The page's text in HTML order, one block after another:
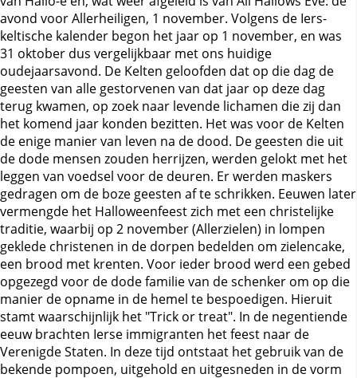
avond voor Allerheiligen, 1 november. Volgens de Iers-
keltische kalender begon het jaar op 1 november, en was
31 oktober dus vergelijkbaar met ons huidige
oudejaarsavond. De Kelten geloofden dat op die dag de
geesten van alle gestorvenen van dat jaar op deze dag
terug kwamen, op zoek naar levende lichamen die zij dan
het komend jaar konden bezitten. Het was voor de Kelten
de enige manier van leven na de dood. De geesten die uit
de dode mensen zouden herrijzen, werden gelokt met het
leggen van voedsel voor de deuren. Er werden maskers
gedragen om de boze geesten af te schrikken. Eeuwen later
vermengde het Halloweenfeest zich met een christelijke
traditie, waarbij op 2 november (Allerzielen) in lompen
geklede christenen in de dorpen bedelden om zielencake,
een brood met krenten. Voor ieder brood werd een gebed
opgezegd voor de dode familie van de schenker om op die
manier de opname in de hemel te bespoedigen. Hieruit
stamt waarschijnlijk het "Trick or treat". In de negentiende
eeuw brachten Ierse immigranten het feest naar de
Verenigde Staten. In deze tijd ontstaat het gebruik van de
bekende pompoen, uitgehold en uitgesneden in de vorm